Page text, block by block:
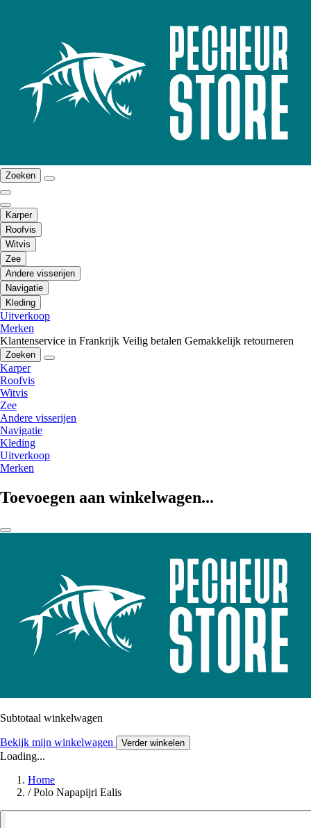
Zoeken
Karper
Roofvis
Witvis
Zee
Andere visserijen
Navigatie
Kleding
Uitverkoop
Merken
Klantenservice in Frankrijk Veilig betalen Gemakkelijk retourneren
Zoeken
Karper
Roofvis
Witvis
Zee
Andere visserijen
Navigatie
Kleding
Uitverkoop
Merken
Toevoegen aan winkelwagen...
Subtotaal winkelwagen
Bekijk mijn winkelwagen Verder winkelen
Loading...
Home
/ Polo Napapijri Ealis